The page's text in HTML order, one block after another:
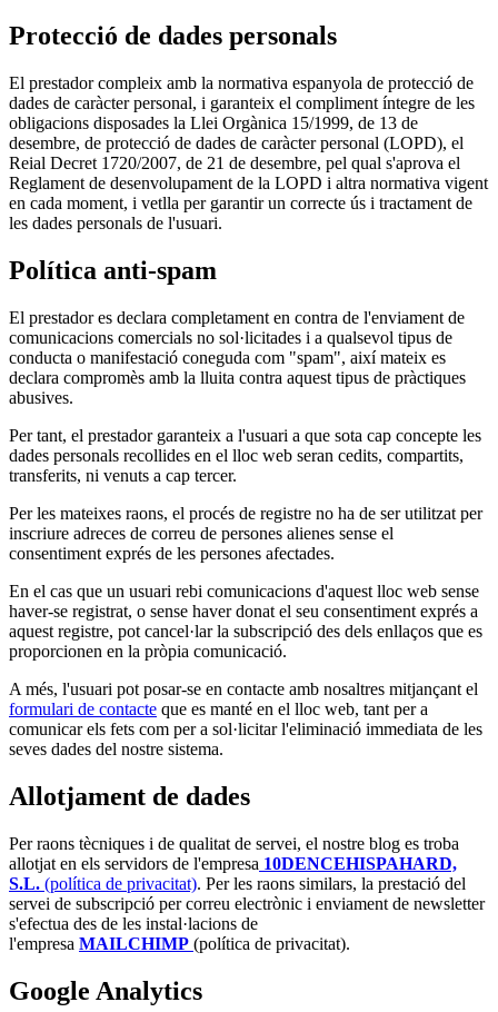
Protecció de dades personals
El prestador compleix amb la normativa espanyola de protecció de
dades de caràcter personal, i garanteix el compliment íntegre de les
obligacions disposades la Llei Orgànica 15/1999, de 13 de
desembre, de protecció de dades de caràcter personal (LOPD), el
Reial Decret 1720/2007, de 21 de desembre, pel qual s'aprova el
Reglament de desenvolupament de la LOPD i altra normativa vigent
en cada moment, i vetlla per garantir un correcte ús i tractament de
les dades personals de l'usuari.
Política anti-spam
El prestador es declara completament en contra de l'enviament de
comunicacions comercials no sol·licitades i a qualsevol tipus de
conducta o manifestació coneguda com "spam", així mateix es
declara compromès amb la lluita contra aquest tipus de pràctiques
abusives.
Per tant, el prestador garanteix a l'usuari a que sota cap concepte les
dades personals recollides en el lloc web seran cedits, compartits,
transferits, ni venuts a cap tercer.
Per les mateixes raons, el procés de registre no ha de ser utilitzat per
inscriure adreces de correu de persones alienes sense el
consentiment exprés de les persones afectades.
En el cas que un usuari rebi comunicacions d'aquest lloc web sense
haver-se registrat, o sense haver donat el seu consentiment exprés a
aquest registre, pot cancel·lar la subscripció des dels enllaços que es
proporcionen en la pròpia comunicació.
A més, l'usuari pot posar-se en contacte amb nosaltres mitjançant el
formulari de contacte que es manté en el lloc web, tant per a
comunicar els fets com per a sol·licitar l'eliminació immediata de les
seves dades del nostre sistema.
Allotjament de dades
Per raons tècniques i de qualitat de servei, el nostre blog es troba
allotjat en els servidors de l'empresa 10DENCEHISPAHARD,
S.L. (política de privacitat). Per les raons similars, la prestació del
servei de subscripció per correu electrònic i enviament de newsletter
s'efectua des de les instal·lacions de
l'empresa MAILCHIMP (política de privacitat).
Google Analytics